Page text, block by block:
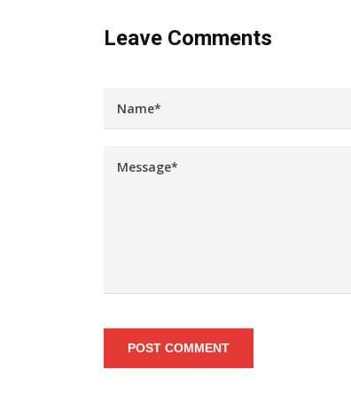
Leave Comments
POST COMMENT